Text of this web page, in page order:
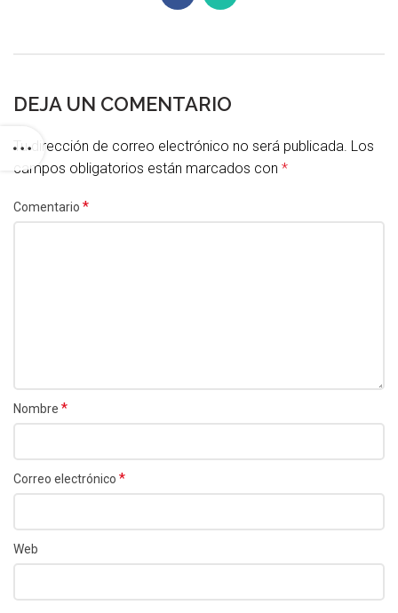
DEJA UN COMENTARIO
Tu dirección de correo electrónico no será publicada. Los
campos obligatorios están marcados con *
Comentario *
Nombre *
Correo electrónico *
Web